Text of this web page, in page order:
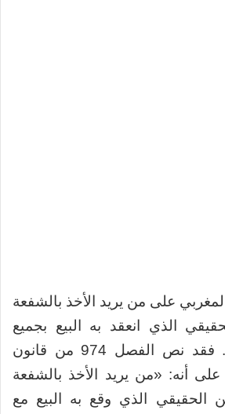
على من يريد الأخذ بالشفعة
الذي انعقد به البيع بجميع
مصاريفه وملحقاته. فقد نص الفصل 974 من قانون
على أنه: «من يريد الأخذ بالشفعة
الحقيقي الذي وقع به البيع مع